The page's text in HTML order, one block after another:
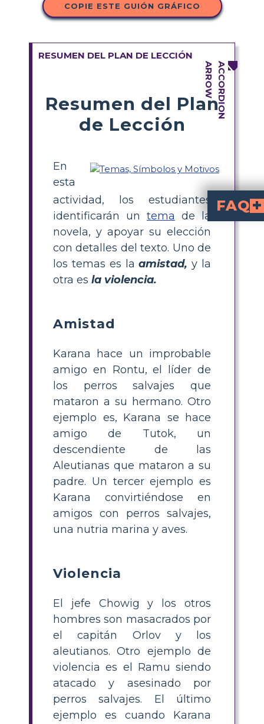
COPIE ESTE GUIÓN GRÁFICO
RESUMEN DEL PLAN DE LECCIÓN
Resumen del Plan
de Lección
En
esta
actividad, los estudiantes
identificarán un tema de la
novela, y apoyar su elección
con detalles del texto. Uno de
los temas es laamistad, y la
otra es la violencia.
Amistad
Karana hace un improbable
amigo en Rontu, el líder de
los perros salvajes que
mataron a su hermano. Otro
ejemplo es, Karana se hace
amigo de Tutok, un
descendiente de las
Aleutianas que mataron a su
padre. Un tercer ejemplo es
Karana convirtiéndose en
amigos con perros salvajes,
una nutria marina y aves.
Violencia
El jefe Chowig y los otros
hombres son masacrados por
el capitán Orlov y los
aleutianos. Otro ejemplo de
violencia es el Ramu siendo
atacado y asesinado por
perros salvajes. El último
ejemplo es cuando Karana
FAQ